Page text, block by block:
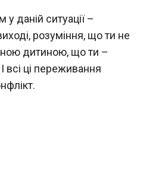
даній ситуації –
розуміння, що ти не
дитиною, що ти –
всі ці переживання